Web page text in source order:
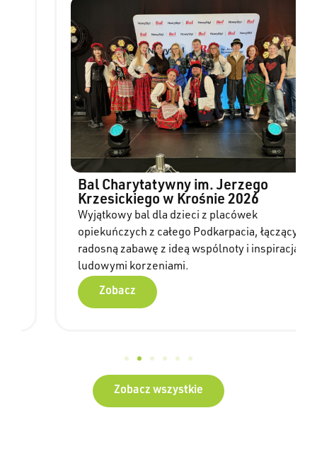
Bal Charytatywny im. Jerzego
Krzesickiego w Krośnie 2026
Wyjątkowy bal dla dzieci z placówek
opiekuńczych z całego Podkarpacia, łączący
radosną zabawę z ideą wspólnoty i inspiracją
ludowymi korzeniami.
Zobacz
Zobacz wszystkie